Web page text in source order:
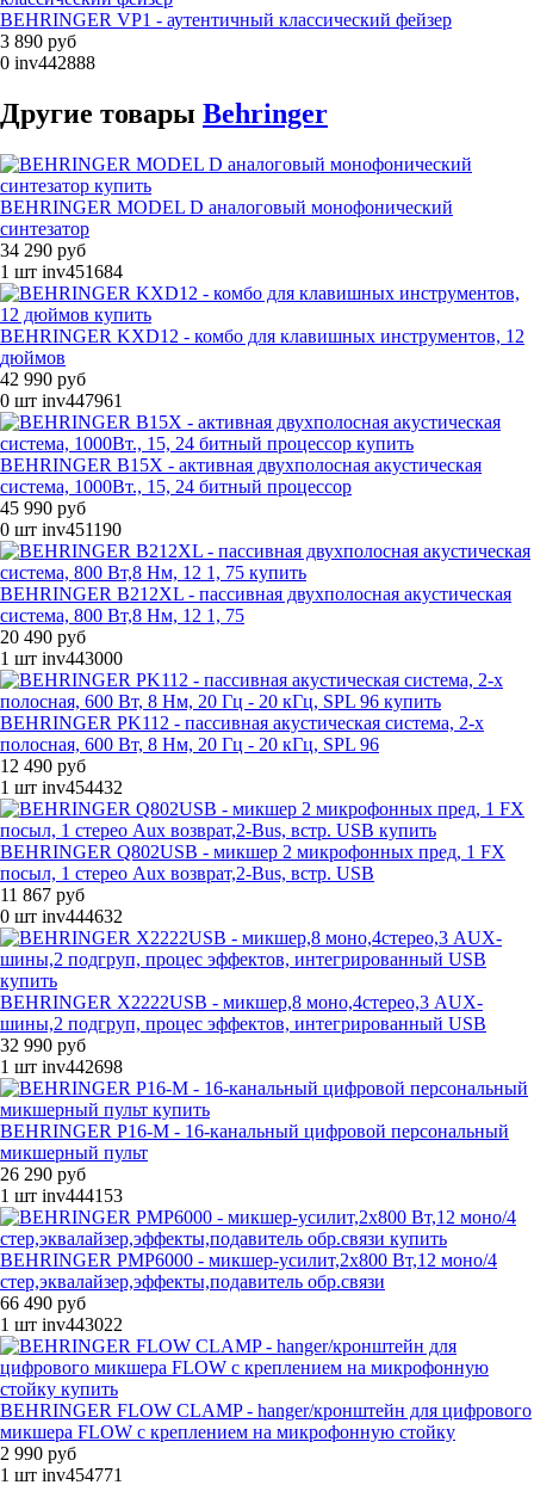
BEHRINGER VP1 - аутентичный классический фейзер
3 890 руб
0 inv442888
Другие товары Behringer
BEHRINGER MODEL D аналоговый монофонический
синтезатор
34 290 руб
1 шт inv451684
BEHRINGER KXD12 - комбо для клавишных инструментов, 12
дюймов
42 990 руб
0 шт inv447961
BEHRINGER B15X - активная двухполосная акустическая
система, 1000Вт., 15, 24 битный процессор
45 990 руб
0 шт inv451190
BEHRINGER B212XL - пассивная двухполосная акустическая
система, 800 Вт,8 Нм, 12 1, 75
20 490 руб
1 шт inv443000
BEHRINGER PK112 - пассивная акустическая система, 2-х
полосная, 600 Вт, 8 Нм, 20 Гц - 20 кГц, SPL 96
12 490 руб
1 шт inv454432
BEHRINGER Q802USB - микшер 2 микрофонных пред, 1 FX
посыл, 1 стерео Aux возврат,2-Bus, встр. USB
11 867 руб
0 шт inv444632
BEHRINGER X2222USB - микшер,8 моно,4стерео,3 AUX-
шины,2 подгруп, процес эффектов, интегрированный USB
32 990 руб
1 шт inv442698
BEHRINGER P16-M - 16-канальный цифровой персональный
микшерный пульт
26 290 руб
1 шт inv444153
BEHRINGER PMP6000 - микшер-усилит,2х800 Вт,12 моно/4
стер,эквалайзер,эффекты,подавитель обр.связи
66 490 руб
1 шт inv443022
BEHRINGER FLOW CLAMP - hanger/кронштейн для цифрового
микшера FLOW с креплением на микрофонную стойку
2 990 руб
1 шт inv454771